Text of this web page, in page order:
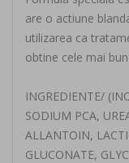
are o actiune
utilizarea ca
obtine cele mai
INGREDIENTE/
SODIUM PCA,
ALLANTOIN,
GLUCONATE,